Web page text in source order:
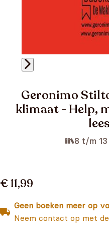
Geronimo
klimaat - Help,
8 t/m 13
€ 11,99
Geen boeken meer op
Neem contact op met